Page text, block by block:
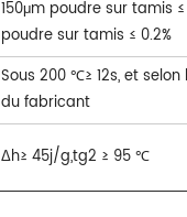
150μm poudre sur tamis ≤
poudre sur tamis ≤ 0.2%
Sous 200 ℃≥ 12s, et
du fabricant
Δh≥ 45j/g,tg2 ≥ 95 ℃